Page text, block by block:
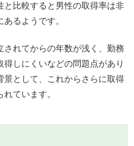
比較すると男性の取得率は非
るようです。
されてからの年数が浅く、勤務
しにくいなどの問題点があり
景として、これからさらに取得
ています。